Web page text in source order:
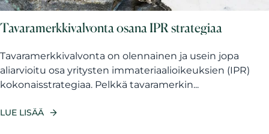
Tavaramerkkivalvonta osana IPR strategiaa
Tavaramerkkivalvonta on olennainen ja usein jopa
aliarvioitu osa yritysten immateriaalioikeuksien (IPR)
kokonaisstrategiaa. Pelkkä tavaramerkin...
LUE LISÄÄ